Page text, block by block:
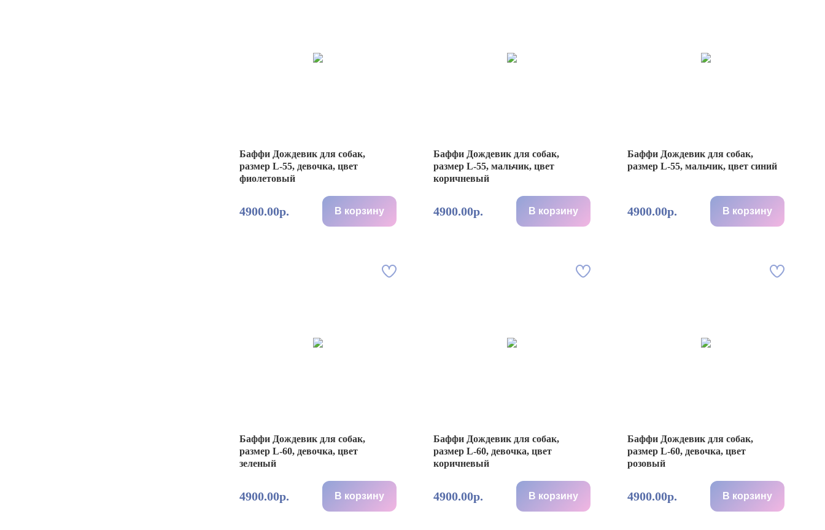
Баффи Дождевик для собак,
размер L-55, девочка, цвет
фиолетовый
4900.00р. В корзину
Баффи Дождевик для собак,
размер L-55, мальчик, цвет
коричневый
4900.00р. В корзину
Баффи Дождевик для собак,
размер L-55, мальчик, цвет синий
4900.00р. В корзину
Баффи Дождевик для собак,
размер L-60, девочка, цвет
зеленый
4900.00р. В корзину
Баффи Дождевик для собак,
размер L-60, девочка, цвет
коричневый
4900.00р. В корзину
Баффи Дождевик для собак,
размер L-60, девочка, цвет
розовый
4900.00р. В корзину